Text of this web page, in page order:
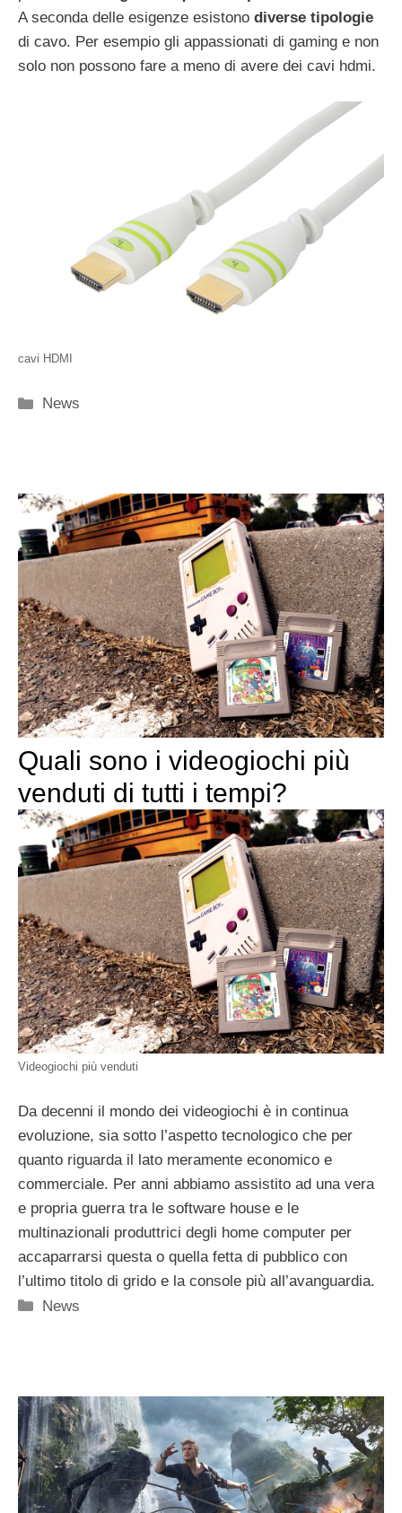
A seconda delle esigenze esistono diverse tipologie
di cavo. Per esempio gli appassionati di gaming e non
solo non possono fare a meno di avere dei cavi hdmi.
cavi HDMI
Categorie
News
Quali sono i videogiochi più
venduti di tutti i tempi?
Videogiochi più venduti
Da decenni il mondo dei videogiochi è in continua
evoluzione, sia sotto l’aspetto tecnologico che per
quanto riguarda il lato meramente economico e
commerciale. Per anni abbiamo assistito ad una vera
e propria guerra tra le software house e le
multinazionali produttrici degli home computer per
accaparrarsi questa o quella fetta di pubblico con
l’ultimo titolo di grido e la console più all’avanguardia.
Categorie
News